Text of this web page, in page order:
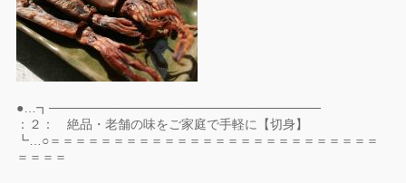
●…┓──────────────────────────────
：２： 絶品・老舗の味をご家庭で手軽に【切身】
┗…○＝＝＝＝＝＝＝＝＝＝＝＝＝＝＝＝＝＝＝＝＝＝＝＝＝＝
＝＝＝＝